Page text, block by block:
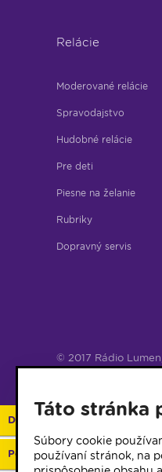
Relácie
Moderované relácie
Spravodajstvo
Hudobné relácie
Pre deti
Piesne na želanie
Rubriky
Dopravný servis
© 2017 Rádio
Darujte 2%
Podporte vaše rádio
Táto stránka
Súbory cookie
používaní stránok, na